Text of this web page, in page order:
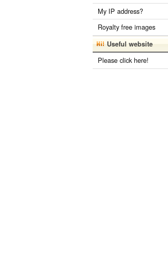
My IP address?
Royalty free images
Useful website
Please click here!